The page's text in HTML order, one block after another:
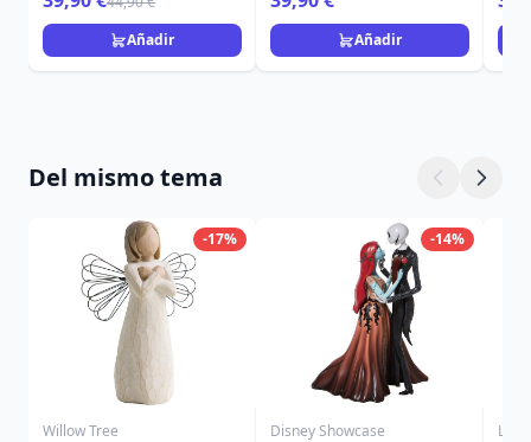
Añadir
Añadir
Del mismo tema
-17%
Willow Tree
-14%
Disney Showcase